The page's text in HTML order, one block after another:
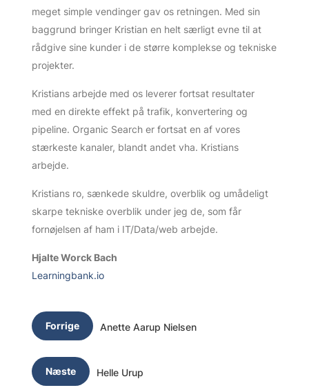
meget simple vendinger gav os retningen. Med sin
baggrund bringer Kristian en helt særligt evne til at
rådgive sine kunder i de større komplekse og tekniske
projekter.
Kristians arbejde med os leverer fortsat resultater
med en direkte effekt på trafik, konvertering og
pipeline. Organic Search er fortsat en af vores
stærkeste kanaler, blandt andet vha. Kristians
arbejde.
Kristians ro, sænkede skuldre, overblik og umådeligt
skarpe tekniske overblik under jeg de, som får
fornøjelsen af ham i IT/Data/web arbejde.
Hjalte Worck Bach
Learningbank.io
Forrige Anette Aarup Nielsen
Næste Helle Urup